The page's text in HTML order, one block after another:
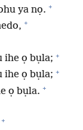
ya nọ. +
+
ihe ọ bụla; +
ihe ọ bụla; +
ọ bụla. +
+